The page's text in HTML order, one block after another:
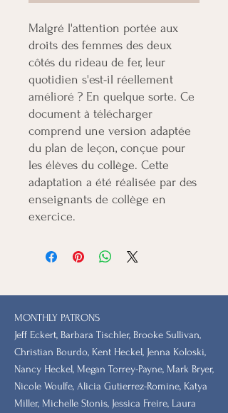
Malgré l'attention portée aux
droits des femmes des deux
côtés du rideau de fer, leur
quotidien s'est-il réellement
amélioré ? En quelque sorte. Ce
document à télécharger
comprend une version adaptée
du plan de leçon, conçue pour
les élèves du collège. Cette
adaptation a été réalisée par des
enseignants de collège en
exercice.
MONTHLY PATRONS
​Jeff Eckert, Barbara Tischler, Brooke Sullivan,
Christian Bourdo, Kent Heckel, Jenna Koloski,
Nancy Heckel, Megan Torrey-Payne, Mark Bryer,
Nicole Woulfe, Alicia Gutierrez-Romine, Katya
Miller, Michelle Stonis, Jessica Freire, Laura